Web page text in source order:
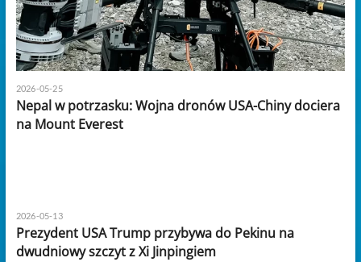
2026-05-25
Nepal w potrzasku: Wojna dronów USA-Chiny dociera
na Mount Everest
2026-05-13
Prezydent USA Trump przybywa do Pekinu na
dwudniowy szczyt z Xi Jinpingiem